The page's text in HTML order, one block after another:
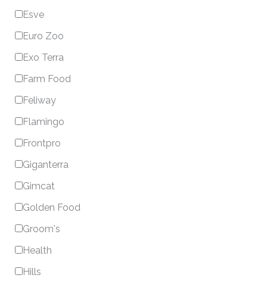
Esve
Euro Zoo
Exo Terra
Farm Food
Feliway
Flamingo
Frontpro
Giganterra
Gimcat
Golden Food
Groom's
Health
Hills